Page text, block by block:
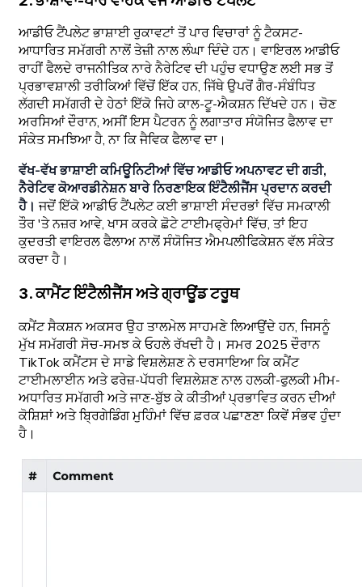
ਆਡੀਓ ਟੈਂਪਲੇਟ ਭਾਸ਼ਾਈ ਰੁਕਾਵਟਾਂ ਤੋਂ ਪਾਰ ਵਿਚਾਰਾਂ ਨੂੰ ਟੈਕਸਟ-
ਆਧਾਰਿਤ ਸਮੱਗਰੀ ਨਾਲੋਂ ਤੇਜ਼ੀ ਨਾਲ ਲੰਘਾ ਦਿੰਦੇ ਹਨ। ਵਾਇਰਲ ਆਡੀਓ
ਰਾਹੀਂ ਫੈਲਦੇ ਰਾਜਨੀਤਿਕ ਨਾਰੇ ਨੈਰੇਟਿਵ ਦੀ ਪਹੁੰਚ ਵਧਾਉਣ ਲਈ ਸਭ ਤੋਂ
ਪ੍ਰਭਾਵਸ਼ਾਲੀ ਤਰੀਕਿਆਂ ਵਿੱਚੋਂ ਇੱਕ ਹਨ, ਜਿੱਥੇ ਉਪਰੋਂ ਗੈਰ-ਸੰਬੰਧਿਤ
ਲੱਗਦੀ ਸਮੱਗਰੀ ਦੇ ਹੇਠਾਂ ਇੱਕੋ ਜਿਹੇ ਕਾਲ-ਟੂ-ਐਕਸ਼ਨ ਦਿੱਖਦੇ ਹਨ। ਚੋਣ
ਅਰਸਿਆਂ ਦੌਰਾਨ, ਅਸੀਂ ਇਸ ਪੈਟਰਨ ਨੂੰ ਲਗਾਤਾਰ ਸੰਯੋਜਿਤ ਫੈਲਾਵ ਦਾ
ਸੰਕੇਤ ਸਮਝਿਆ ਹੈ, ਨਾ ਕਿ ਜੈਵਿਕ ਫੈਲਾਵ ਦਾ।
ਵੱਖ-ਵੱਖ ਭਾਸ਼ਾਈ ਕਮਿਊਨਿਟੀਆਂ ਵਿੱਚ ਆਡੀਓ ਅਪਨਾਵਟ ਦੀ ਗਤੀ,
ਨੈਰੇਟਿਵ ਕੋਆਰਡੀਨੇਸ਼ਨ ਬਾਰੇ ਨਿਰਣਾਇਕ ਇੰਟੈਲੀਜੈਂਸ ਪ੍ਰਦਾਨ ਕਰਦੀ
ਹੈ। ਜਦੋਂ ਇੱਕੋ ਆਡੀਓ ਟੈਂਪਲੇਟ ਕਈ ਭਾਸ਼ਾਈ ਸੰਦਰਭਾਂ ਵਿੱਚ ਸਮਕਾਲੀ
ਤੌਰ 'ਤੇ ਨਜ਼ਰ ਆਵੇ, ਖਾਸ ਕਰਕੇ ਛੋਟੇ ਟਾਈਮਫ੍ਰੇਮਾਂ ਵਿੱਚ, ਤਾਂ ਇਹ
ਕੁਦਰਤੀ ਵਾਇਰਲ ਫੈਲਾਅ ਨਾਲੋਂ ਸੰਯੋਜਿਤ ਐਮਪਲੀਫਿਕੇਸ਼ਨ ਵੱਲ ਸੰਕੇਤ
ਕਰਦਾ ਹੈ।
3. ਕਾਮੈਂਟ ਇੰਟੈਲੀਜੈਂਸ ਅਤੇ ਗ੍ਰਾਊਂਡ ਟਰੂਥ
ਕਮੈਂਟ ਸੈਕਸ਼ਨ ਅਕਸਰ ਉਹ ਤਾਲਮੇਲ ਸਾਹਮਣੇ ਲਿਆਉਂਦੇ ਹਨ, ਜਿਸਨੂੰ
ਮੁੱਖ ਸਮੱਗਰੀ ਸੋਚ-ਸਮਝ ਕੇ ਓਹਲੇ ਰੱਖਦੀ ਹੈ। ਸਮਰ 2025 ਦੌਰਾਨ
TikTok ਕਮੈਂਟਸ ਦੇ ਸਾਡੇ ਵਿਸ਼ਲੇਸ਼ਣ ਨੇ ਦਰਸਾਇਆ ਕਿ ਕਮੈਂਟ
ਟਾਈਮਲਾਈਨ ਅਤੇ ਫਰੇਜ਼-ਪੱਧਰੀ ਵਿਸ਼ਲੇਸ਼ਣ ਨਾਲ ਹਲਕੀ-ਫੁਲਕੀ ਮੀਮ-
ਅਧਾਰਿਤ ਸਮੱਗਰੀ ਅਤੇ ਜਾਣ-ਬੁੱਝ ਕੇ ਕੀਤੀਆਂ ਪ੍ਰਭਾਵਿਤ ਕਰਨ ਦੀਆਂ
ਕੋਸ਼ਿਸ਼ਾਂ ਅਤੇ ਬ੍ਰਿਗੇਡਿੰਗ ਮੁਹਿੰਮਾਂ ਵਿੱਚ ਫ਼ਰਕ ਪਛਾਣਣਾ ਕਿਵੇਂ ਸੰਭਵ ਹੁੰਦਾ
ਹੈ।